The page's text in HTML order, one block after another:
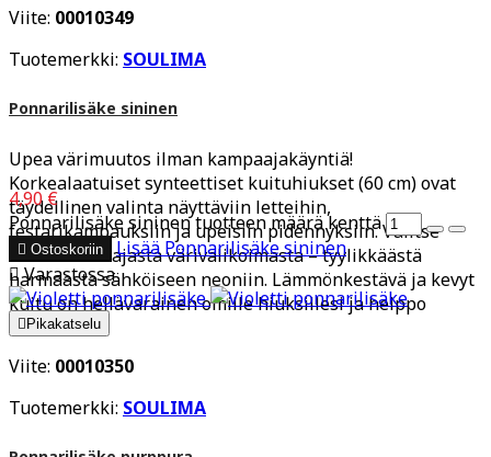
Viite: 00010349
Tuotemerkki: SOULIMA
Ponnarilisäke sininen
Upea värimuutos ilman kampaajakäyntiä!
Korkealaatuiset synteettiset kuituhiukset (60 cm) ovat
täydellinen valinta näyttäviin letteihin,
festarikampauksiin ja upeisiin pidennyksiin. Valitse
suosikkisi laajasta värivalikoimasta – tyylikkäästä
harmaasta sähköiseen neoniin. Lämmönkestävä ja kevyt
kuitu on hellävarainen omille hiuksillesi ja helppo
muotoilla....
4,90 €
Ponnarilisäke sininen tuotteen määrä kenttä
 Ostoskoriin LisääPonnarilisäke sininen
Varastossa
 Pikakatselu
Viite: 00010350
Tuotemerkki: SOULIMA